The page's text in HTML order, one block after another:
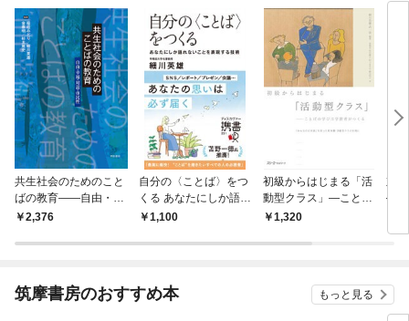
共生社会のためのこと
ばの教育――自由・幸
福・対話・市民性
2,376
自分の〈ことば〉をつ
くる あなたにしか語れ
ないことを表現する技
1,100
初級からはじまる「活
動型クラス」―ことば
の学びは学習者がつく
語』を使った教科書・
1,320
対
──
筑摩書房のおすすめ本 もっと見る